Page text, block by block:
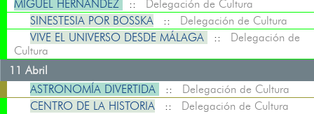
MIGUEL HERNÁNDEZ
:: Delegación de Cultura
SINESTESIA POR BOSSKA :: Delegación de Cultura
VIVE EL UNIVERSO DESDE MÁLAGA
:: Delegación de
Cultura
11 Abril
ASTRONOMÍA DIVERTIDA
:: Delegación de Cultura
CENTRO DE LA HISTORIA :: Delegación de Cultura